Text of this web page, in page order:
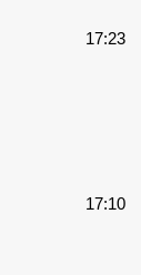
17:23
17:10